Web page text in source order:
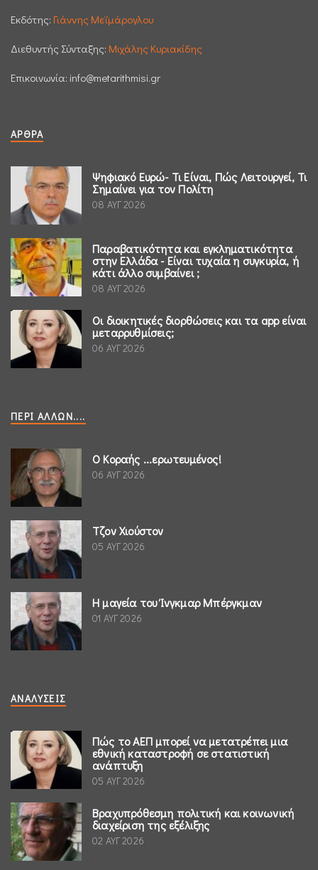
Εκδότης: Γιάννης Μεϊμάρογλου
Διεθυντής Σύνταξης: Μιχάλης Κυριακίδης
Επικοινωνία: info@metarithmisi.gr
ΆΡΘΡΑ
Ψηφιακό Ευρώ- Τι Είναι, Πώς Λειτουργεί, Τι
Σημαίνει για τον Πολίτη
08 ΑΥΓ 2026
Παραβατικότητα και εγκληματικότητα
στην Ελλάδα - Είναι τυχαία η συγκυρία, ή
κάτι άλλο συμβαίνει ;
08 ΑΥΓ 2026
Οι διοικητικές διορθώσεις και τα app είναι
μεταρρυθμίσεις;
06 ΑΥΓ 2026
ΠΕΡΊ ΆΛΛΩΝ....
Ο Κοραής ...ερωτευμένος!
06 ΑΥΓ 2026
Τζον Χιούστον
05 ΑΥΓ 2026
Η μαγεία του Ίνγκμαρ Μπέργκμαν
01 ΑΥΓ 2026
ΑΝΑΛΎΣΕΙΣ
Πώς το ΑΕΠ μπορεί να μετατρέπει μια
εθνική καταστροφή σε στατιστική
ανάπτυξη
05 ΑΥΓ 2026
Βραχυπρόθεσμη πολιτική και κοινωνική
διαχείριση της εξέλιξης
02 ΑΥΓ 2026